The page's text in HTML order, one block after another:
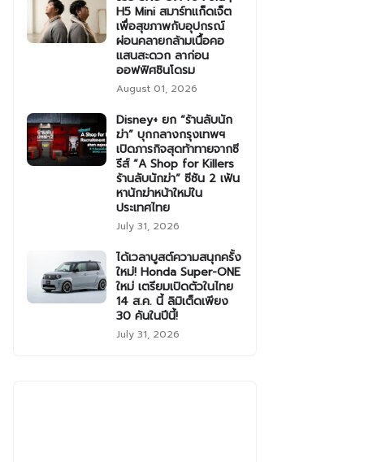
H5 Mini สมาร์ทแก็ดเจ็ต
เพื่อสุขภาพกับอุปกรณ์
ผ่อนคลายกล้ามเนื้อคอ
แสนสะดวก ลาก่อน
ออฟฟิศซินโดรม
August 01, 2026
Disney+ ยก “ร้านลับนัก
ฆ่า” บุกกลางกรุงเทพฯ
เปิดภารกิจสุดท้าทายจากซี
รีส์ “A Shop for Killers
ร้านลับนักฆ่า” ซีซัน 2 เฟ้น
หานักฆ่าหน้าใหม่ใน
ประเทศไทย
July 31, 2026
ได้เวลาบูสต์ความสนุกครั้ง
ใหม่! Honda Super-ONE
ใหม่ เตรียมเปิดตัวในไทย
14 ส.ค. นี้ ลิมิเต็ดเพียง
30 คันในปีนี้!
July 31, 2026